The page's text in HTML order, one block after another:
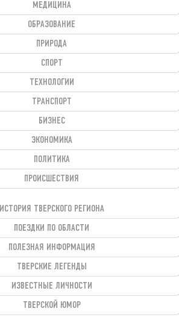
МЕДИЦИНА
ОБРАЗОВАНИЕ
ПРИРОДА
СПОРТ
ТЕХНОЛОГИИ
ТРАНСПОРТ
БИЗНЕС
ЭКОНОМИКА
ПОЛИТИКА
ПРОИСШЕСТВИЯ
ИСТОРИЯ ТВЕРСКОГО РЕГИОНА
ПОЕЗДКИ ПО ОБЛАСТИ
ПОЛЕЗНАЯ ИНФОРМАЦИЯ
ТВЕРСКИЕ ЛЕГЕНДЫ
ИЗВЕСТНЫЕ ЛИЧНОСТИ
ТВЕРСКОЙ ЮМОР